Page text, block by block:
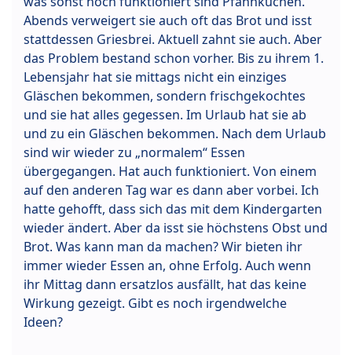
Abends verweigert sie auch oft das Brot und isst
stattdessen Griesbrei. Aktuell zahnt sie auch. Aber
das Problem bestand schon vorher. Bis zu ihrem 1.
Lebensjahr hat sie mittags nicht ein einziges
Gläschen bekommen, sondern frischgekochtes
und sie hat alles gegessen. Im Urlaub hat sie ab
und zu ein Gläschen bekommen. Nach dem Urlaub
sind wir wieder zu „normalem“ Essen
übergegangen. Hat auch funktioniert. Von einem
auf den anderen Tag war es dann aber vorbei. Ich
hatte gehofft, dass sich das mit dem Kindergarten
wieder ändert. Aber da isst sie höchstens Obst und
Brot. Was kann man da machen? Wir bieten ihr
immer wieder Essen an, ohne Erfolg. Auch wenn
ihr Mittag dann ersatzlos ausfällt, hat das keine
Wirkung gezeigt. Gibt es noch irgendwelche
Ideen?